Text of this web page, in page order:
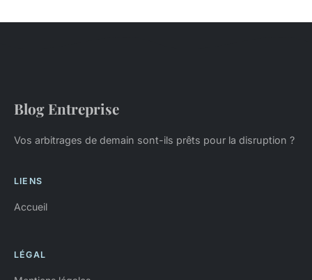
Blog Entreprise
Vos arbitrages de demain sont-ils prêts pour la disruption ?
LIENS
Accueil
LÉGAL